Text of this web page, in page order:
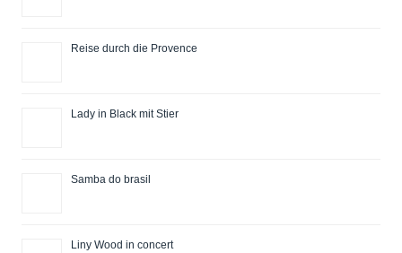
Reise durch die Provence
Lady in Black mit Stier
Samba do brasil
Liny Wood in concert